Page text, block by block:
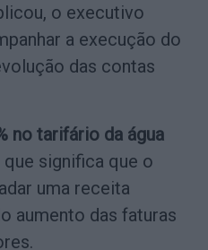
o executivo
a execução do
das contas
no tarifário da água
que significa que o
uma receita
aumento das faturas